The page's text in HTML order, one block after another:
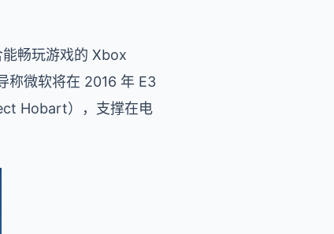
畅玩游戏的 Xbox
称微软将在 2016 年 E3
Hobart），支撑在电